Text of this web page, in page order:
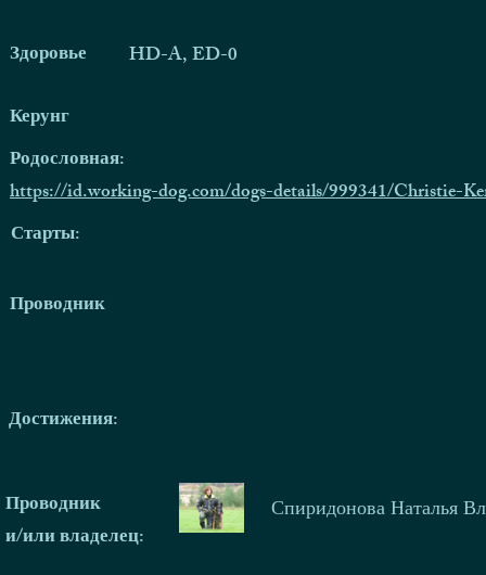
Здоровье
HD-A, ED-0
Керунг
Родословная:
https://id.working-dog.com/dogs-details/999341/Christie-
Старты:
Проводник
Достижения:
Проводник
и/или владелец:
Спиридонова Наталья